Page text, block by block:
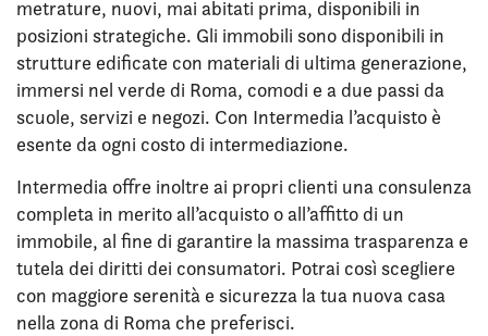
metrature, nuovi, mai abitati prima, disponibili in
posizioni strategiche. Gli immobili sono disponibili in
strutture edificate con materiali di ultima generazione,
immersi nel verde di Roma, comodi e a due passi da
scuole, servizi e negozi. Con Intermedia l’acquisto è
esente da ogni costo di intermediazione.
Intermedia offre inoltre ai propri clienti una consulenza
completa in merito all’acquisto o all’affitto di un
immobile, al fine di garantire la massima trasparenza e
tutela dei diritti dei consumatori. Potrai così scegliere
con maggiore serenità e sicurezza la tua nuova casa
nella zona di Roma che preferisci.